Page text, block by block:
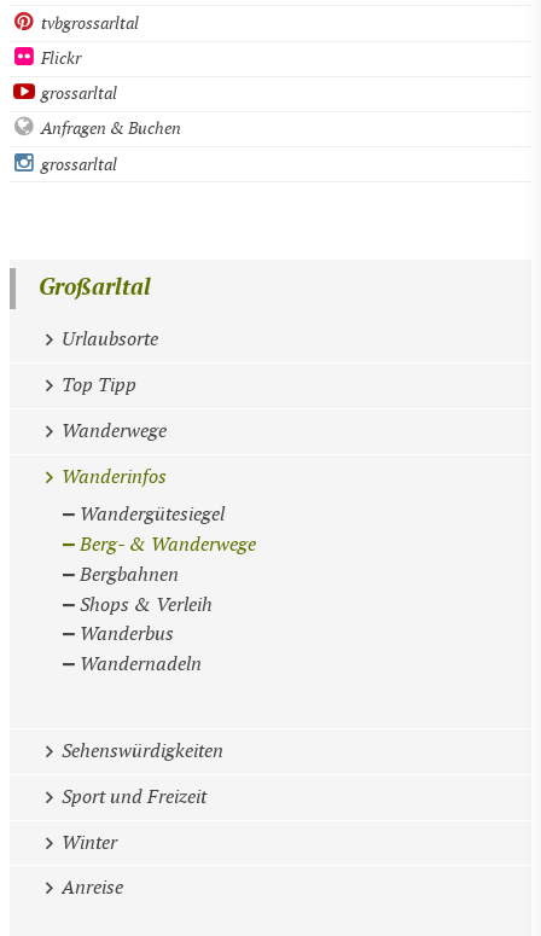
tvbgrossarltal
Flickr
grossarltal
Anfragen & Buchen
grossarltal
Großarltal
Urlaubsorte
Top Tipp
Wanderwege
Wanderinfos
Wandergütesiegel
Berg- & Wanderwege
Bergbahnen
Shops & Verleih
Wanderbus
Wandernadeln
Sehenswürdigkeiten
Sport und Freizeit
Winter
Anreise